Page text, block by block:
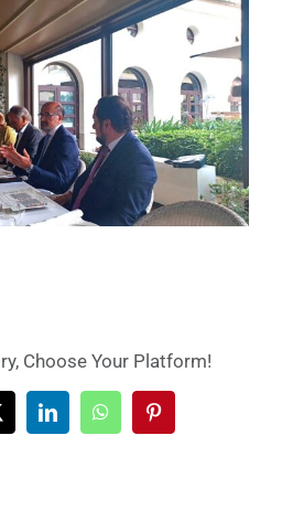
Choose Your Platform!
LinkedInWhatsAppPinterest